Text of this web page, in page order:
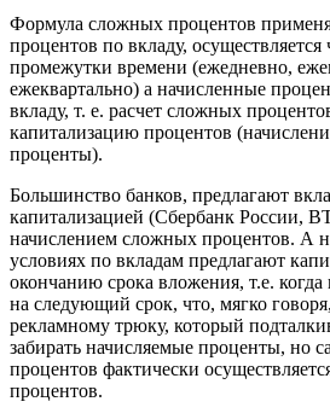
Формула сложных процентов
процентов по вкладу, осуществляется
промежутки времени (ежедневно,
ежеквартально) а начисленные
вкладу, т. е. расчет сложных
капитализацию процентов
проценты).
Большинство банков, предлагают
капитализацией (Сбербанк России,
начислением сложных процентов. А
условиях по вкладам предлагают
окончанию срока вложения, т.е. когда
на следующий срок, что, мягко
рекламному трюку, который
забирать начисляемые проценты, но
процентов фактически
процентов.